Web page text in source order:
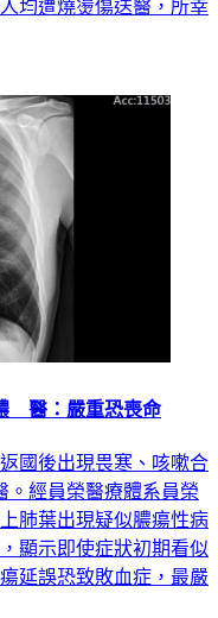
疑似未察覺密閉空間內
均遭燒燙傷送醫，所幸
國後出現畏寒、咳嗽合
。經員榮醫療體系員榮
肺葉出現疑似膿瘍性病
顯示即使症狀初期看似
延誤恐致敗血症，最嚴